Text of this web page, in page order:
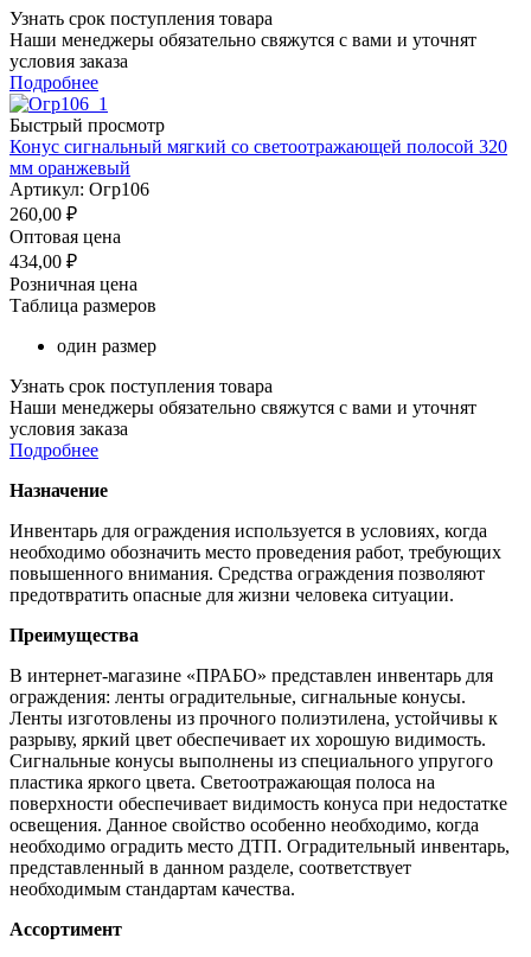
Узнать срок поступления товара
Наши менеджеры обязательно свяжутся с вами и уточнят
условия заказа
Подробнее
Быстрый просмотр
Конус сигнальный мягкий со светоотражающей полосой 320
мм оранжевый
Артикул: Огр106
260,00 ₽
Оптовая цена
434,00 ₽
Розничная цена
Таблица размеров
один размер
Узнать срок поступления товара
Наши менеджеры обязательно свяжутся с вами и уточнят
условия заказа
Подробнее
Назначение
Инвентарь для ограждения используется в условиях, когда
необходимо обозначить место проведения работ, требующих
повышенного внимания. Средства ограждения позволяют
предотвратить опасные для жизни человека ситуации.
Преимущества
В интернет-магазине «ПРАБО» представлен инвентарь для
ограждения: ленты оградительные, сигнальные конусы.
Ленты изготовлены из прочного полиэтилена, устойчивы к
разрыву, яркий цвет обеспечивает их хорошую видимость.
Сигнальные конусы выполнены из специального упругого
пластика яркого цвета. Светоотражающая полоса на
поверхности обеспечивает видимость конуса при недостатке
освещения. Данное свойство особенно необходимо, когда
необходимо оградить место ДТП. Оградительный инвентарь,
представленный в данном разделе, соответствует
необходимым стандартам качества.
Ассортимент